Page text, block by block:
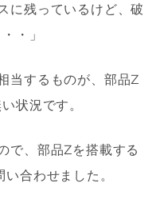
に残っているけど、破
・」
当するものが、部品Z
状況です。
で、部品Zを搭載する
合わせました。